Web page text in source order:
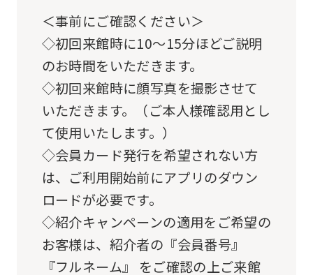
＜事前にご確認ください＞
◇初回来館時に10～15分ほどご説明
のお時間をいただきます。
◇初回来館時に顔写真を撮影させて
いただきます。（ご本人様確認用とし
て使用いたします。）
◇会員カード発行を希望されない方
は、ご利用開始前にアプリのダウン
ロードが必要です。
◇紹介キャンペーンの適用をご希望の
お客様は、紹介者の『会員番号』
『フルネーム』 をご確認の上ご来館
The
translation
may
differ
from
the
original
content.
We
ask
that
you